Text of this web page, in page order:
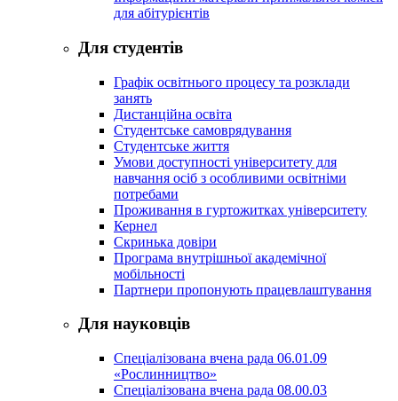
для абітурієнтів
Для студентів
Графік освітнього процесу та розклади
занять
Дистанційна освіта
Студентське самоврядування
Студентське життя
Умови доступності університету для
навчання осіб з особливими освітніми
потребами
Проживання в гуртожитках університету
Кернел
Скринька довіри
Програма внутрішньої академічної
мобільності
Партнери пропонують працевлаштування
Для науковців
Спеціалізована вчена рада 06.01.09
«Рослинництво»
Спеціалізована вчена рада 08.00.03